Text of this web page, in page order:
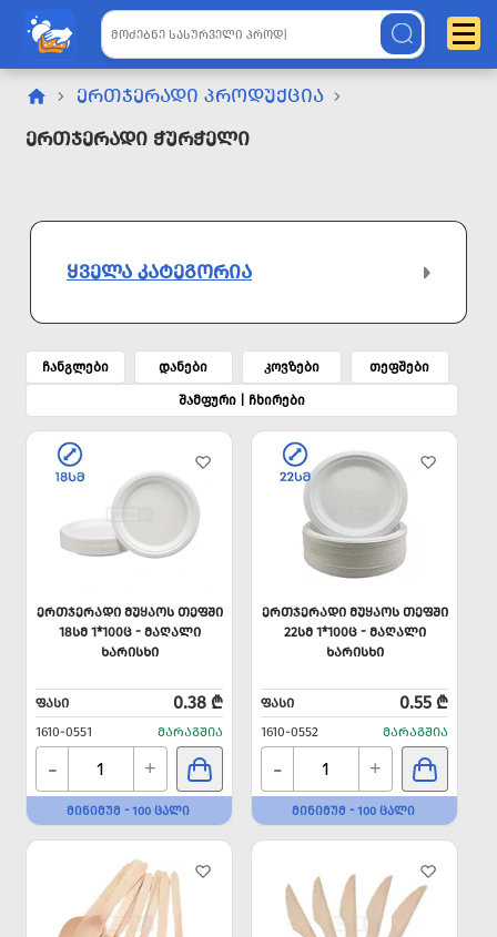
ᲔᲠᲗᲯᲔᲠᲐᲓᲘ ᲞᲠᲝᲓᲣᲥᲪᲘᲐ
Ერთჯერადი Ჭურჭელი
ᲧᲕᲔᲚᲐ ᲙᲐᲢᲔᲒᲝᲠᲘᲐ
ჩანგლები დანები კოვზები თეფშები
შამფური | ჩხირები
ᲔᲠᲗᲯᲔᲠᲐᲓᲘ ᲛᲣᲧᲐᲝᲡ ᲗᲔᲤᲨᲘ
18ᲡᲛ 1*100Ც - ᲛᲐᲦᲐᲚᲘ
ᲮᲐᲠᲘᲡᲮᲘ
ᲤᲐᲡᲘ 0.38 ₾
1610-0551 ᲛᲐᲠᲐᲒᲨᲘᲐ
- +
ᲛᲘᲜᲘᲛᲣᲛ - 100 ᲪᲐᲚᲘ
ᲔᲠᲗᲯᲔᲠᲐᲓᲘ ᲛᲣᲧᲐᲝᲡ ᲗᲔᲤᲨᲘ
22ᲡᲛ 1*100Ც - ᲛᲐᲦᲐᲚᲘ
ᲮᲐᲠᲘᲡᲮᲘ
ᲤᲐᲡᲘ 0.55 ₾
1610-0552 ᲛᲐᲠᲐᲒᲨᲘᲐ
- +
ᲛᲘᲜᲘᲛᲣᲛ - 100 ᲪᲐᲚᲘ